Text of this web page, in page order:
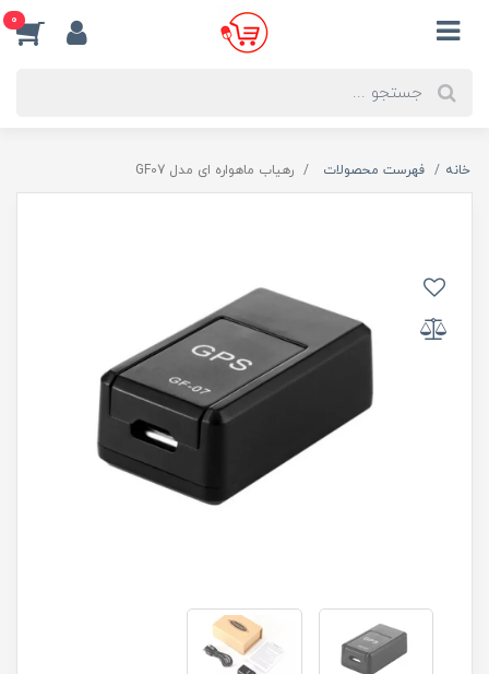
0
خانه فهرست محصولات رهیاب ماهواره ای مدل GF07